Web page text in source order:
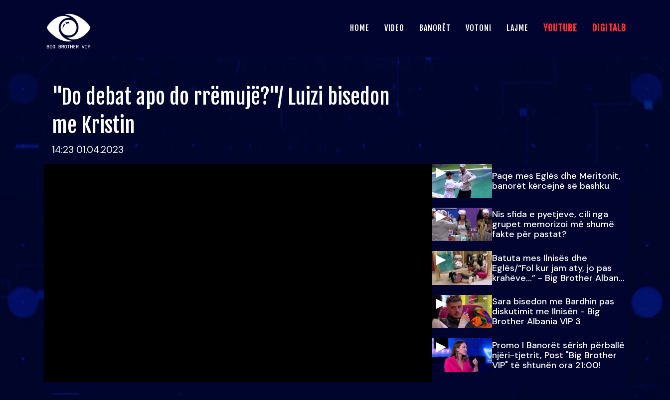
HOME VIDEO BANORËT VOTONI LAJME YOUTUBE DIGITALB
"Do debat apo do rrëmujë?"/ Luizi bisedon
me Kristin
14:23 01.04.2023
Paqe mes Eglës dhe Meritonit,
banorët kërcejnë së bashku
Nis sfida e pyetjeve, cili nga
grupet memorizoi më shumë
fakte për pastat?
Batuta mes Ilnisës dhe
Eglës/“Fol kur jam aty, jo pas
krahëve…” - Big Brother Albania
VIP 3
Sara bisedon me Bardhin pas
diskutimit me Ilnisën - Big
Brother Albania VIP 3
Promo l Banorët sërish përballë
njëri-tjetrit, Post "Big Brother
VIP" të shtunën ora 21:00!